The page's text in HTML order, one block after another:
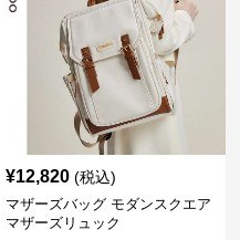
¥12,820 (税込)
マザーズバッグ モダンスクエア
マザーズリュック